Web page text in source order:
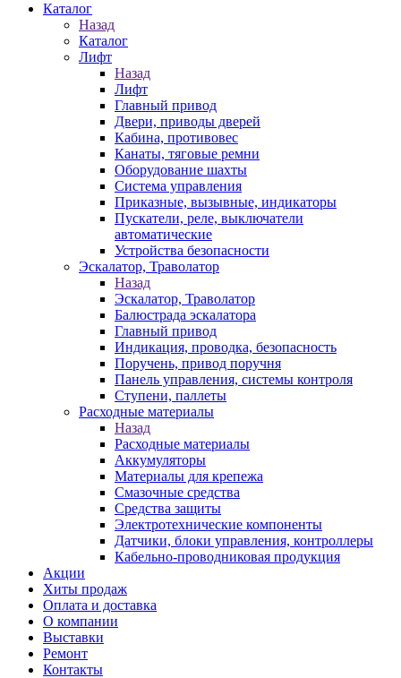
Каталог
Назад
Каталог
Лифт
Назад
Лифт
Главный привод
Двери, приводы дверей
Кабина, противовес
Канаты, тяговые ремни
Оборудование шахты
Система управления
Приказные, вызывные, индикаторы
Пускатели, реле, выключатели
автоматические
Устройства безопасности
Эскалатор, Траволатор
Назад
Эскалатор, Траволатор
Балюстрада эскалатора
Главный привод
Индикация, проводка, безопасность
Поручень, привод поручня
Панель управления, системы контроля
Ступени, паллеты
Расходные материалы
Назад
Расходные материалы
Аккумуляторы
Материалы для крепежа
Смазочные средства
Средства защиты
Электротехнические компоненты
Датчики, блоки управления, контроллеры
Кабельно-проводниковая продукция
Акции
Хиты продаж
Оплата и доставка
О компании
Выставки
Ремонт
Контакты